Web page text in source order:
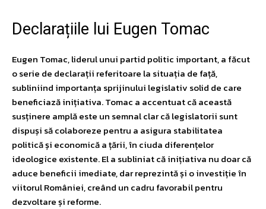
Declarațiile lui Eugen Tomac
Eugen Tomac, liderul unui partid politic important, a făcut
o serie de declarații referitoare la situația de față,
subliniind importanța sprijinului legislativ solid de care
beneficiază inițiativa. Tomac a accentuat că această
susținere amplă este un semnal clar că legislatorii sunt
dispuși să colaboreze pentru a asigura stabilitatea
politică și economică a țării, în ciuda diferențelor
ideologice existente. El a subliniat că inițiativa nu doar că
aduce beneficii imediate, dar reprezintă și o investiție în
viitorul României, creând un cadru favorabil pentru
dezvoltare și reforme.